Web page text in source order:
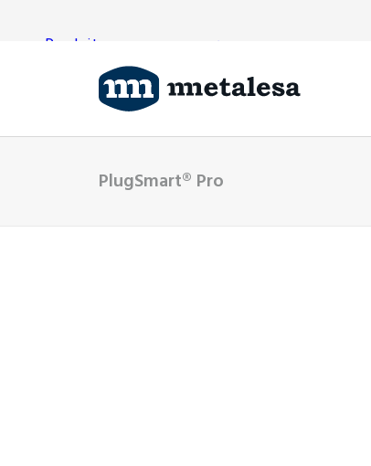
Produits
Technologie
Qui sommes-nous?
Contactez-nous
PlugSmart® Pro